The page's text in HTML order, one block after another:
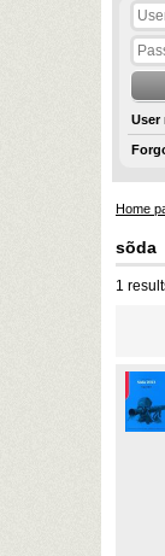
User
Home
sõda
1